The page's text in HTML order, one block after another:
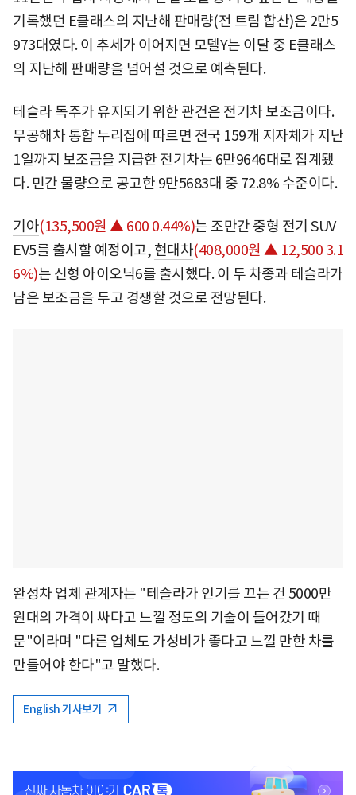
기록했던 E클래스의 지난해 판매량(전 트림 합산)은 2만5
973대였다. 이 추세가 이어지면 모델Y는 이달 중 E클래스
의 지난해 판매량을 넘어설 것으로 예측된다.
테슬라 독주가 유지되기 위한 관건은 전기차 보조금이다.
무공해차 통합 누리집에 따르면 전국 159개 지자체가 지난
1일까지 보조금을 지급한 전기차는 6만9646대로 집계됐
다. 민간 물량으로 공고한 9만5683대 중 72.8% 수준이다.
기아(135,500원 ▲ 600 0.44%)는 조만간 중형 전기 SUV
EV5를 출시할 예정이고, 현대차(408,000원 ▲ 12,500 3.1
6%)는 신형 아이오닉6를 출시했다. 이 두 차종과 테슬라가
남은 보조금을 두고 경쟁할 것으로 전망된다.
완성차 업체 관계자는 "테슬라가 인기를 끄는 건 5000만
원대의 가격이 싸다고 느낄 정도의 기술이 들어갔기 때
문"이라며 "다른 업체도 가성비가 좋다고 느낄 만한 차를
만들어야 한다"고 말했다.
English 기사보기